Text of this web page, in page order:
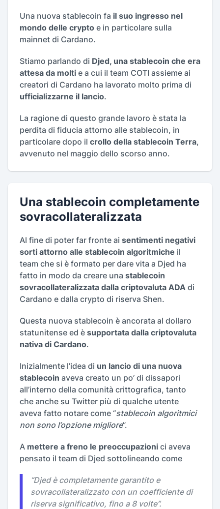
Una nuova stablecoin fa il suo ingresso nel
mondo delle crypto e in particolare sulla
mainnet di Cardano.
Stiamo parlando di Djed, una stablecoin che era
attesa da molti e a cui il team COTI assieme ai
creatori di Cardano ha lavorato molto prima di
ufficializzarne il lancio.
La ragione di questo grande lavoro è stata la
perdita di fiducia attorno alle stablecoin, in
particolare dopo il crollo della stablecoin Terra,
avvenuto nel maggio dello scorso anno.
Una stablecoin completamente
sovracollateralizzata
Al fine di poter far fronte ai sentimenti negativi
sorti attorno alle stablecoin algoritmiche il
team che si è formato per dare vita a Djed ha
fatto in modo da creare una stablecoin
sovracollateralizzata dalla criptovaluta ADA di
Cardano e dalla crypto di riserva Shen.
Questa nuova stablecoin è ancorata al dollaro
statunitense ed è supportata dalla criptovaluta
nativa di Cardano.
Inizialmente l’idea di un lancio di una nuova
stablecoin aveva creato un po’ di dissapori
all’interno della comunità crittografica, tanto
che anche su Twitter più di qualche utente
aveva fatto notare come “stablecoin algoritmici
non sono l’opzione migliore”.
A mettere a freno le preoccupazioni ci aveva
pensato il team di Djed sottolineando come
“Djed è completamente garantito e
sovracollateralizzato con un coefficiente di
riserva significativo, fino a 8 volte”.